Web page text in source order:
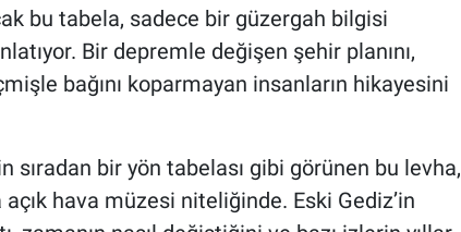
bu tabela, sadece bir güzergah bilgisi
Bir depremle değişen şehir planını,
bağını koparmayan insanların hikayesini
sıradan bir yön tabelası gibi görünen bu levha,
hava müzesi niteliğinde. Eski Gediz’in